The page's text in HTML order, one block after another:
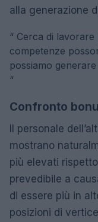
alla generazione
“ Cerca di
competenze
possiamo
“
Confronto
Il personale
mostrano
più elevati
prevedibile a
di essere più in
posizioni di